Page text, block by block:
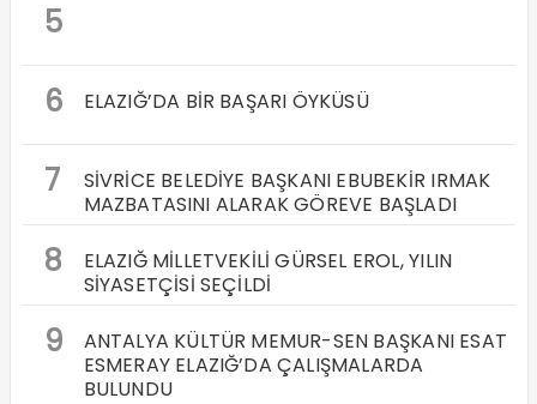
5
6
ELAZIĞ’DA BİR BAŞARI ÖYKÜSÜ
7
SİVRİCE BELEDİYE BAŞKANI EBUBEKİR IRMAK
MAZBATASINI ALARAK GÖREVE BAŞLADI
8
ELAZIĞ MİLLETVEKİLİ GÜRSEL EROL, YILIN
SİYASETÇİSİ SEÇİLDİ
9
ANTALYA KÜLTÜR MEMUR-SEN BAŞKANI ESAT
ESMERAY ELAZIĞ’DA ÇALIŞMALARDA
BULUNDU